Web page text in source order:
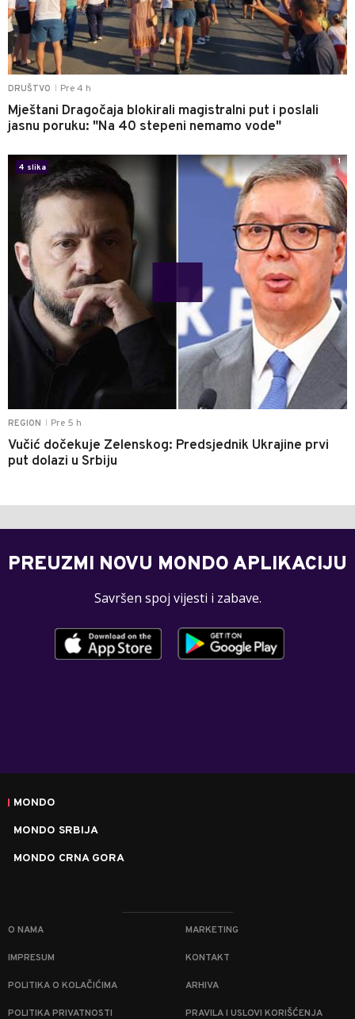
DRUŠTVO Pre 4 h
Mještani Dragočaja blokirali magistralni put i poslali
jasnu poruku: "Na 40 stepeni nemamo vode"
REGION Pre 5 h
Vučić dočekuje Zelenskog: Predsjednik Ukrajine prvi
put dolazi u Srbiju
4 slika
1
PREUZMI NOVU MONDO APLIKACIJU
Savršen spoj vijesti i zabave.
MONDO
MONDO SRBIJA
MONDO CRNA GORA
O NAMA MARKETING
IMPRESUM KONTAKT
POLITIKA O KOLAČIĆIMA ARHIVA
POLITIKA PRIVATNOSTI PRAVILA I USLOVI KORIŠĆENJA